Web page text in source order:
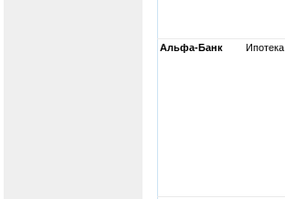
Альфа-Банк Ипотека